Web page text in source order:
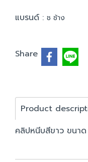
แบรนด์ : ช ช้าง
Share
Product
คลิปหนีบสีขาว ขนา